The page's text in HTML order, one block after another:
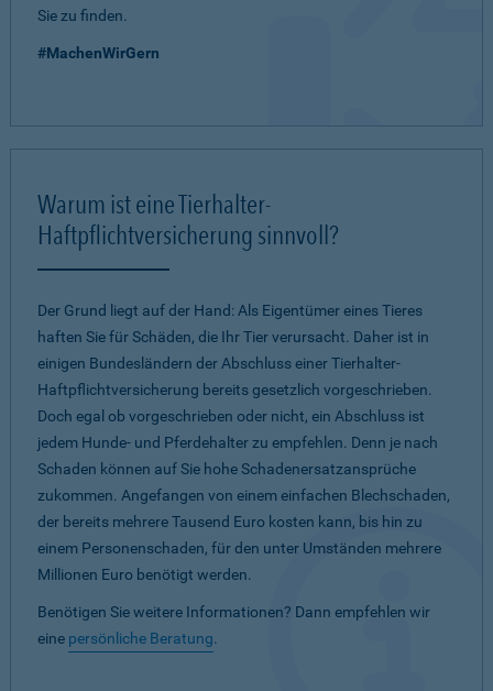
Sie zu finden.
#MachenWirGern
Warum ist eine Tierhalter-
Haftpflichtversicherung sinnvoll?
Der Grund liegt auf der Hand: Als Eigentümer eines Tieres
haften Sie für Schäden, die Ihr Tier verursacht. Daher ist in
einigen Bundesländern der Abschluss einer Tierhalter-
Haftpflichtversicherung bereits gesetzlich vorgeschrieben.
Doch egal ob vorgeschrieben oder nicht, ein Abschluss ist
jedem Hunde- und Pferdehalter zu empfehlen. Denn je nach
Schaden können auf Sie hohe Schadenersatzansprüche
zukommen. Angefangen von einem einfachen Blechschaden,
der bereits mehrere Tausend Euro kosten kann, bis hin zu
einem Personenschaden, für den unter Umständen mehrere
Millionen Euro benötigt werden.
Benötigen Sie weitere Informationen? Dann empfehlen wir
eine persönliche Beratung.